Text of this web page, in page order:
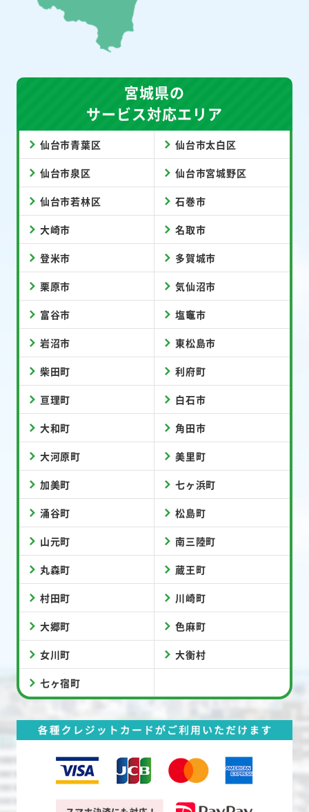
宮城県の
サービス対応エリア
仙台市青葉区 仙台市太白区
仙台市泉区 仙台市宮城野区
仙台市若林区 石巻市
大崎市 名取市
登米市 多賀城市
栗原市 気仙沼市
富谷市 塩竈市
岩沼市 東松島市
柴田町 利府町
亘理町 白石市
大和町 角田市
大河原町 美里町
加美町 七ヶ浜町
涌谷町 松島町
山元町 南三陸町
丸森町 蔵王町
村田町 川崎町
大郷町 色麻町
女川町 大衡村
七ヶ宿町